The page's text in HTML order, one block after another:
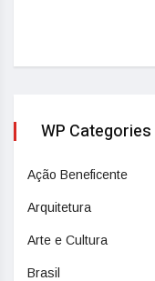
WP Categories
Ação Beneficente
Arquitetura
Arte e Cultura
Brasil